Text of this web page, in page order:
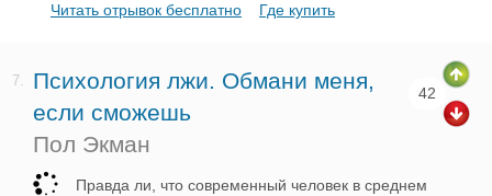
Читать отрывок бесплатно Где купить
7.
Психология лжи. Обмани меня,
если сможешь
Пол Экман
42
Правда ли, что современный человек в среднем